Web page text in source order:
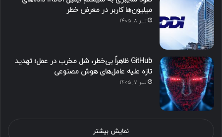
میلیون‌ها کاربر در معرض خطر
تیر ۸, ۱۴۰۵
GitHub ظاهراً بی‌خطر، شل مخرب در عمل؛ تهدید
تازه علیه عامل‌های هوش مصنوعی
تیر ۷, ۱۴۰۵
نمایش بیشتر